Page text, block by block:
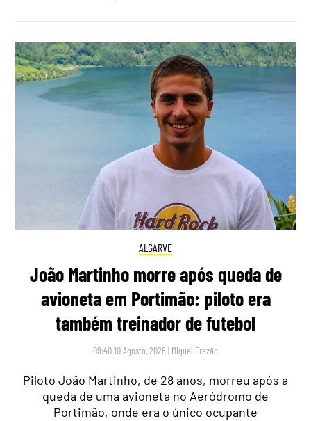
ALGARVE
João Martinho morre após queda de
avioneta em Portimão: piloto era
também treinador de futebol
09:40 10 Agosto, 2026 | Miguel Frazão
Piloto João Martinho, de 28 anos, morreu após a
queda de uma avioneta no Aeródromo de
Portimão, onde era o único ocupante